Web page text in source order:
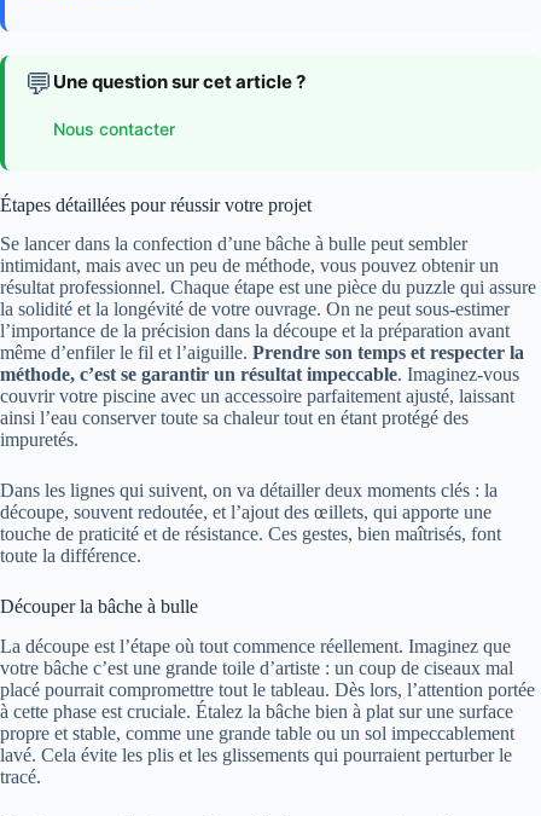
💬 Une question sur cet article ?
Nous contacter
Étapes détaillées pour réussir votre projet
Se lancer dans la confection d’une bâche à bulle peut sembler
intimidant, mais avec un peu de méthode, vous pouvez obtenir un
résultat professionnel. Chaque étape est une pièce du puzzle qui assure
la solidité et la longévité de votre ouvrage. On ne peut sous-estimer
l’importance de la précision dans la découpe et la préparation avant
même d’enfiler le fil et l’aiguille. Prendre son temps et respecter la
méthode, c’est se garantir un résultat impeccable. Imaginez-vous
couvrir votre piscine avec un accessoire parfaitement ajusté, laissant
ainsi l’eau conserver toute sa chaleur tout en étant protégé des
impuretés.
Dans les lignes qui suivent, on va détailler deux moments clés : la
découpe, souvent redoutée, et l’ajout des œillets, qui apporte une
touche de praticité et de résistance. Ces gestes, bien maîtrisés, font
toute la différence.
Découper la bâche à bulle
La découpe est l’étape où tout commence réellement. Imaginez que
votre bâche c’est une grande toile d’artiste : un coup de ciseaux mal
placé pourrait compromettre tout le tableau. Dès lors, l’attention portée
à cette phase est cruciale. Étalez la bâche bien à plat sur une surface
propre et stable, comme une grande table ou un sol impeccablement
lavé. Cela évite les plis et les glissements qui pourraient perturber le
tracé.